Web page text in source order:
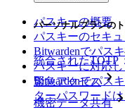
パーソナルプランの
統合されたTOTP
緊急アクセス
機密データ共有
パスキーの概要
パスキーのセキュ
Bitwardenでパス
パスキーに対応
Bitwardenでパス
ターパスワード